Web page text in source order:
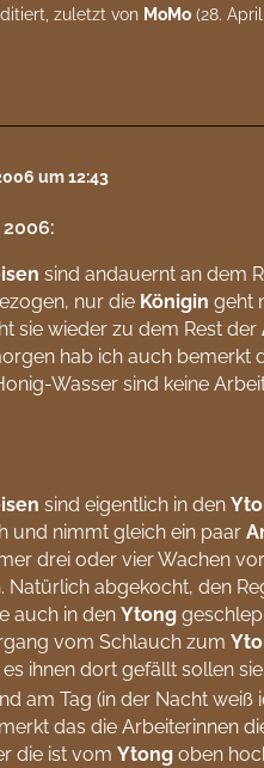
zuletzt von MoMo (28.
um 12:43
sind andauernt an dem
nur die Königin geht
sie wieder zu dem Rest der
hab ich auch bemerkt
Wasser sind keine
sind eigentlich in den
und nimmt gleich ein paar
drei oder vier Wachen
Natürlich abgekocht, den
auch in denYtong
vom Schlauch zum
ihnen dort gefällt sollen
am Tag (in der Nacht
das die Arbeiterinnen
die ist vomYtong oben